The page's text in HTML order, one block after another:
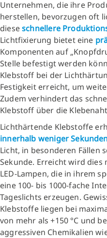
Unternehmen, die ihre
herstellen, bevorzugen oft
dieseschnellere
Lichtfixierung bietet eine
Komponenten auf
Stelle befestigt werden
Klebstoff bei der
Festigkeit erreicht, um
Zudem verhindert das
Klebstoff über die
Lichthärtende Klebstoffe
innerhalb weniger
Licht, in besonderen Fällen
Sekunde. Erreicht wird
LED-Lampen, die in ihrem
eine 100- bis 1000-fache
Tageslichts erzeugen.
Klebstoffe liegen bei
von mehr als +150 °C und
aggressiven Chemikalien